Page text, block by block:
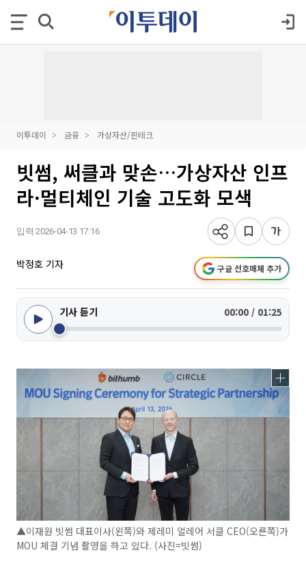
이투데이 금융 가상자산/핀테크
빗썸, 써클과 맞손…가상자산 인프
라·멀티체인 기술 고도화 모색
입력 2026-04-13 17:16
박정호 기자 구글 선호매체 추가
기사 듣기 00:00 / 01:25
▲이재원 빗썸 대표이사(왼쪽)와 제레미 얼레어 서클 CEO(오른쪽)가
MOU 체결 기념 촬영을 하고 있다. (사진=빗썸)